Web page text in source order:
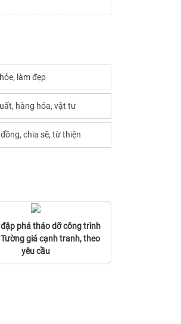
làm đẹp
hàng hóa, vật tư
chia sẽ, từ thiện
phá tháo dỡ công trình
giá cạnh tranh, theo
yêu cầu